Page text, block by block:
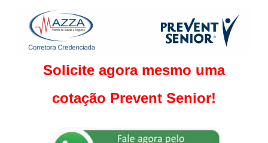
Solicite agora mesmo uma
cotação Prevent Senior!